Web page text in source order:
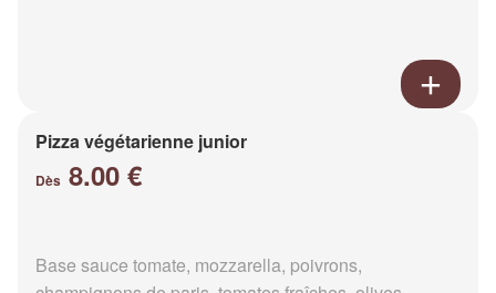
Pizza végétarienne junior
Dès 8.00 €
Base sauce tomate, mozzarella, poivrons,